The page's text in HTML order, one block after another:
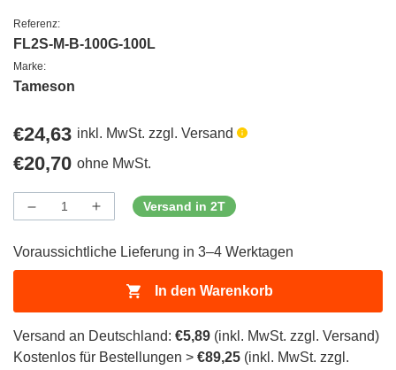
Referenz:
FL2S-M-B-100G-100L
Marke:
Tameson
Regulärer
Preis
€24,63 inkl. MwSt. zzgl. Versand
Regulärer
Preis
€20,70 ohne MwSt.
Menge
Menge
verringern
ProductDrop
Menge
erhöhen
ProductDrop
Versand in 2T
Voraussichtliche Lieferung in 3–4 Werktagen
In den Warenkorb
Versand an Deutschland: €5,89 (inkl. MwSt. zzgl. Versand)
Kostenlos für Bestellungen > €89,25 (inkl. MwSt. zzgl.